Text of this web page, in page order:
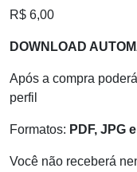
R$ 6,00
DOWNLOAD
Após a compra
perfil
Formatos: PDF, JPG
Você não receberá